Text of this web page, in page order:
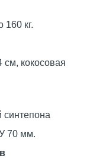
160 кг.
кокосовая
синтепона
70 мм.